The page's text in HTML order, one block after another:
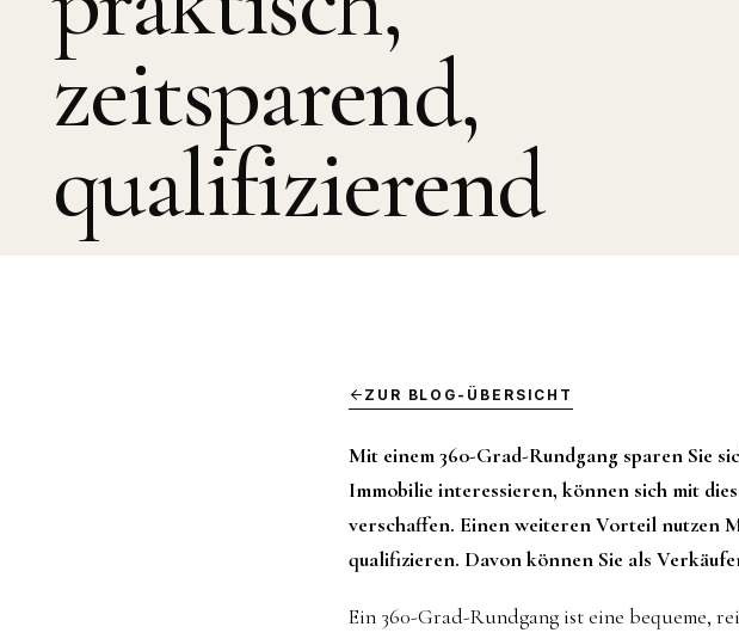
zeitsparend,
qualifizierend
ZUR BLOG-ÜBERSICHT
Mit einem 360-Grad-Rundgang sparen Sie
Immobilie interessieren, können sich mit
verschaffen. Einen weiteren Vorteil nutzen
qualifizieren. Davon können Sie als
Ein 360-Grad-Rundgang ist eine bequeme,